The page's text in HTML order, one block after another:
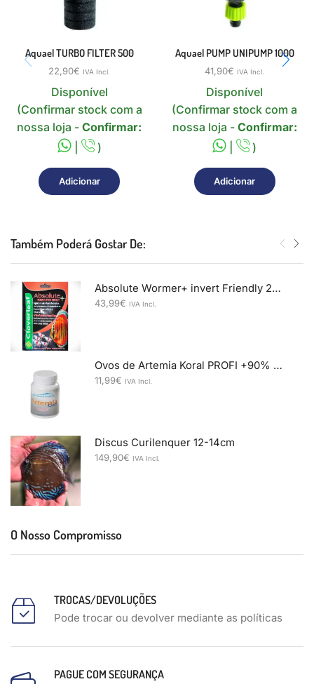
Aquael TURBO FILTER 500
22,90€ IVA Incl.
Disponível
(Confirmar stock com a
nossa loja -Confirmar:
|
)
Adicionar
Aquael PUMP UNIPUMP 1000
41,90€ IVA Incl.
Disponível
(Confirmar stock com a
nossa loja - Confirmar:
|
)
Adicionar
Também Poderá Gostar De:
Absolute Wormer+ invert Friendly 20 grs
43,99€ IVA Incl.
Ovos de Artemia Koral PROFI +90% 50gr
11,99€ IVA Incl.
Discus Curilenquer 12-14cm
149,90€ IVA Incl.
O Nosso Compromisso
TROCAS/DEVOLUÇÕES
Pode trocar ou devolver mediante as políticas
PAGUE COM SEGURANÇA